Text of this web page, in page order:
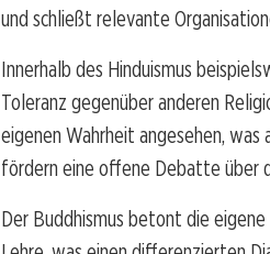
und schließt relevante
Innerhalb des Hinduismus
Toleranz gegenüber anderen
eigenen Wahrheit angesehen,
fördern eine offene Debatte über
Der Buddhismus betont die